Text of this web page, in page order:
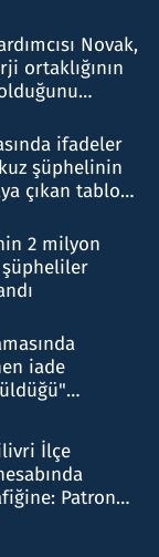
Novak,
ortaklığının
ifadeler
şüphelinin
çıkan tablo
2 milyon
şüpheliler
iade
İlçe
Patron